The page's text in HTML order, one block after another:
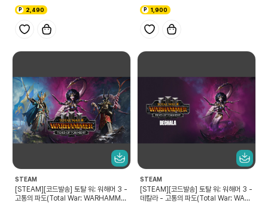
2,490 1,900
STEAM
[STEAM][코드발송] 토탈 워: 워해머 3 -
고통의 파도(Total War: WARHAMME
STEAM
[STEAM][코드발송] 토탈 워: 워해머 3 -
데칼라 - 고통의 파도(Total War: WAR